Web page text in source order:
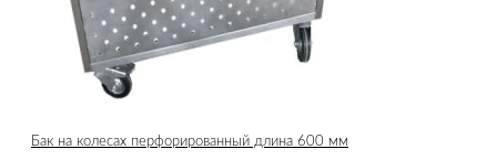
Бак на колесах перфорированный длина 600 мм